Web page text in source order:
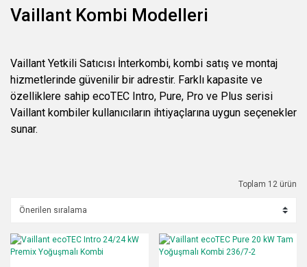
Vaillant Kombi Modelleri
Vaillant Yetkili Satıcısı İnterkombi, kombi satış ve montaj
hizmetlerinde güvenilir bir adrestir. Farklı kapasite ve
özelliklere sahip ecoTEC Intro, Pure, Pro ve Plus serisi
Vaillant kombiler kullanıcıların ihtiyaçlarına uygun seçenekler
sunar.
Toplam 12 ürün